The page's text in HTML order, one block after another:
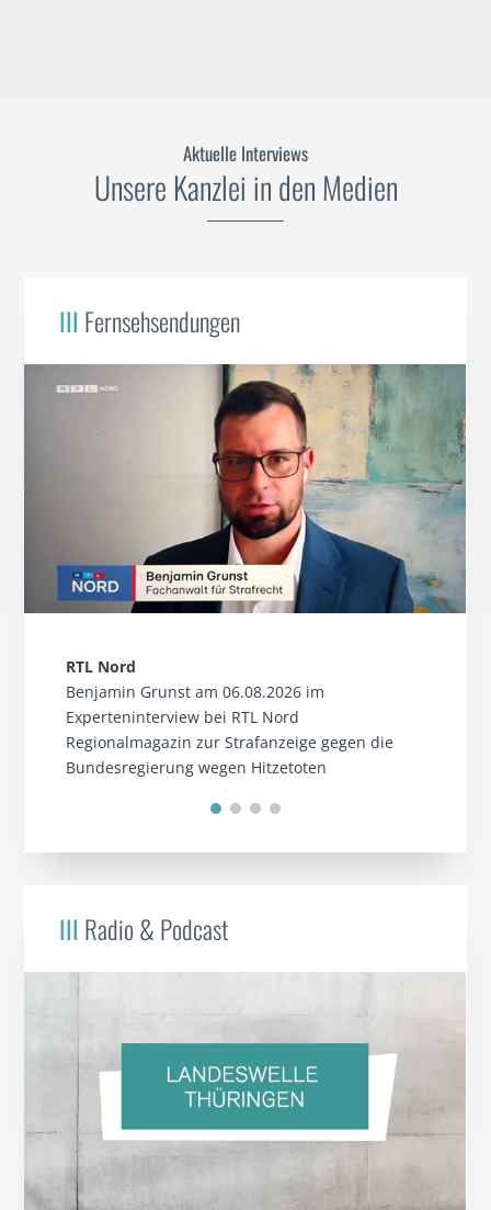
Aktuelle Interviews
Unsere Kanzlei in den Medien
III Fernsehsendungen
RTL Nord
Benjamin Grunst am 06.08.2026 im
Experteninterview bei RTL Nord
Regionalmagazin zur Strafanzeige gegen die
Bundesregierung wegen Hitzetoten
III Radio & Podcast